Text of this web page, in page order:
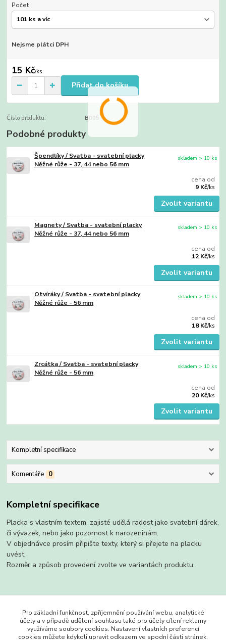
Počet
Nejsme plátci DPH
15 Kč/ks
Přidat do košíku
Číslo produktu: B005
Podobné produkty
Špendlíky / Svatba - svatební placky
Něžné růže - 37, 44 nebo 56 mm
cena od
9 Kč/ks
skladem > 10 ks
Zvolit variantu
Magnety / Svatba - svatební placky
Něžné růže - 37, 44 nebo 56 mm
cena od
12 Kč/ks
skladem > 10 ks
Zvolit variantu
Otvíráky / Svatba - svatební placky
Něžné růže - 56 mm
cena od
18 Kč/ks
skladem > 10 ks
Zvolit variantu
Zrcátka / Svatba - svatební placky
Něžné růže - 56 mm
cena od
20 Kč/ks
skladem > 10 ks
Zvolit variantu
Kompletní specifikace
Komentáře 0
Kompletní specifikace
Placka s vlastním textem, zajisté udělá radost jako svatební dárek,
či vývazek, nebo jako pozornost k narozeninám.
V objednávce prosím připište texty, který si přejete na placku
uvést.
Rozměr a způsob provedení zvolte ve variantách produktu.
Zboží zařazeno v kategoriích
Placky
Pro základní funkčnost, zpříjemnění používání webu, analytické
účely a v případě udělení souhlasu také pro účely cílení reklamy
využíváme soubory cookies. Nastavení vlastních preferencí
cookies můžete kdykoli upravit odkazem ve spodní části stránek.